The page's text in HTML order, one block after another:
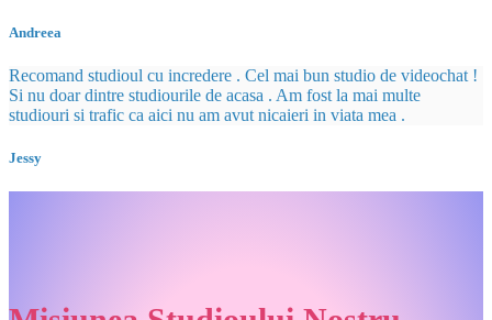
Andreea
Recomand studioul cu incredere . Cel mai bun studio de videochat !
Si nu doar dintre studiourile de acasa . Am fost la mai multe
studiouri si trafic ca aici nu am avut nicaieri in viata mea .
Jessy